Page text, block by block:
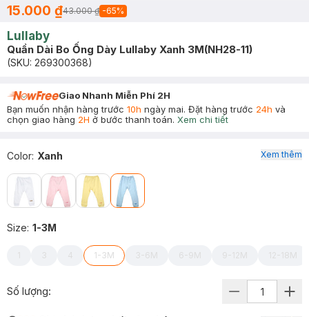
15.000 ₫43.000 ₫ -65%
Lullaby
Quần Dài Bo Ống Dày Lullaby Xanh 3M(NH28-11)
(SKU: 269300368)
Giao Nhanh Miễn Phí 2H
Bạn muốn nhận hàng trước 10h ngày mai. Đặt hàng trước 24h và
chọn giao hàng 2H ở bước thanh toán. Xem chi tiết
Color: Xanh
Size: 1-3M
3 4 1-3M 3-6M 6-9M 9-12M 12-18M
Xem thêm
Số lượng: